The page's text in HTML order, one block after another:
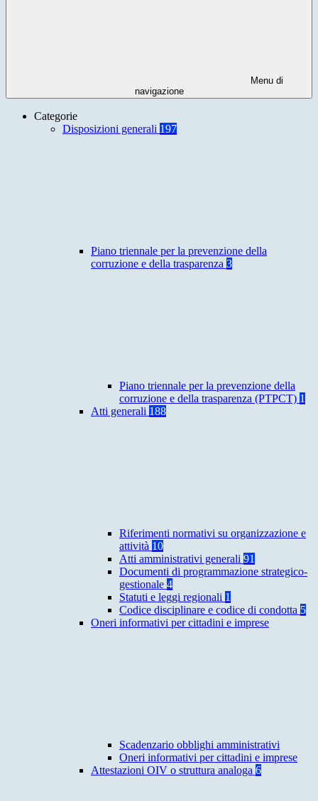
Menu di
navigazione
Categorie
Disposizioni generali 197
Piano triennale per la prevenzione della
corruzione e della trasparenza 3
Piano triennale per la prevenzione della
corruzione e della trasparenza (PTPCT) 1
Atti generali 188
Riferimenti normativi su organizzazione e
attività 10
Atti amministrativi generali 91
Documenti di programmazione strategico-
gestionale 4
Statuti e leggi regionali 1
Codice disciplinare e codice di condotta 5
Oneri informativi per cittadini e imprese
Scadenzario obblighi amministrativi
Oneri informativi per cittadini e imprese
Attestazioni OIV o struttura analoga 6